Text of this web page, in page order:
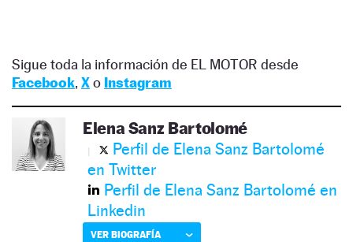
Sigue toda la información de EL MOTOR desde
Facebook, Xo Instagram
Elena Sanz Bartolomé
Perfil de Elena Sanz Bartolomé
en Twitter
Perfil de Elena Sanz Bartolomé en
Linkedin
VER BIOGRAFÍA